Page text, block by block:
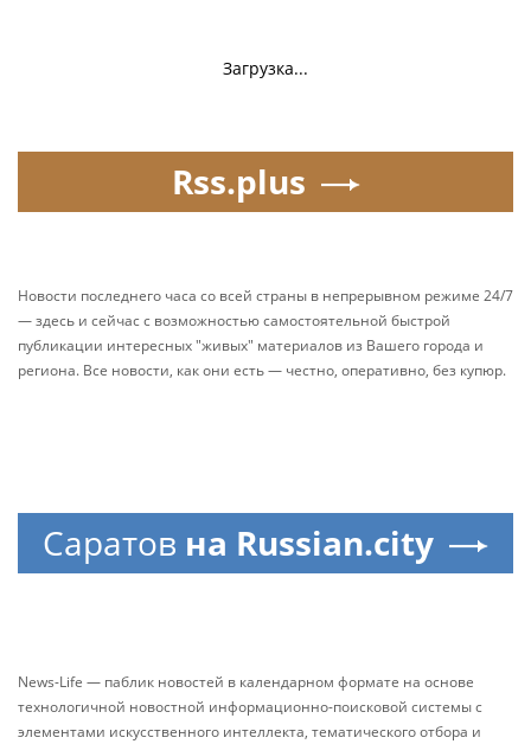
Загрузка...
Rss.plus
Новости последнего часа со всей страны в непрерывном режиме 24/7
— здесь и сейчас с возможностью самостоятельной быстрой
публикации интересных "живых" материалов из Вашего города и
региона. Все новости, как они есть — честно, оперативно, без купюр.
Саратов на Russian.city
News-Life — паблик новостей в календарном формате на основе
технологичной новостной информационно-поисковой системы с
элементами искусственного интеллекта, тематического отбора и